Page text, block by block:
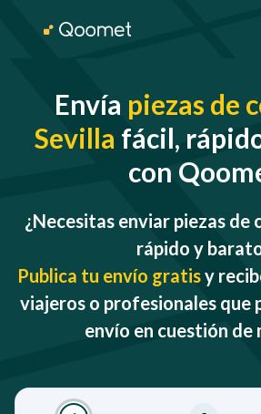
Envía piezas de
Sevilla fácil,
con
¿Necesitas enviar piezas de
rápido y
Publica tu envío gratisy
viajeros o profesionales que
envío en cuestión de